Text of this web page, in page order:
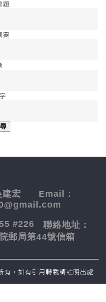
題
要
建宏 Email：
#226 聯絡地址：
郵局第44號信箱
，如有引用轉載請註明出處